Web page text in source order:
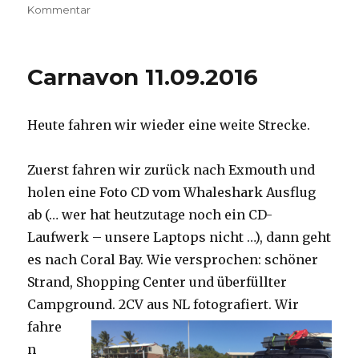
Kommentarzu
Carnavon 11.09.2016
Heute fahren wir wieder eine weite Strecke.
Zuerst fahren wir zurück nach Exmouth und
holen eine Foto CD vom Whaleshark Ausflug
ab (… wer hat heutzutage noch ein CD-
Laufwerk – unsere Laptops nicht …), dann geht
es nach Coral Bay. Wie versprochen: schöner
Strand, Shopping Center und überfüllter
Campground.2CV aus NL fotografiert. Wir
fahre
n